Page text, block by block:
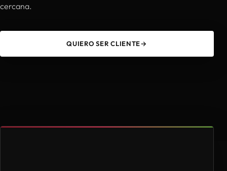
cercana.
QUIERO SER CLIENTE→